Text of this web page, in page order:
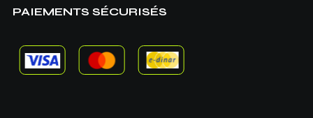
PAIEMENTS SÉCURISÉS